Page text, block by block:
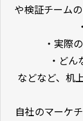
や検証チーム
・実際
・ど
などなど、机
自社のマーケ